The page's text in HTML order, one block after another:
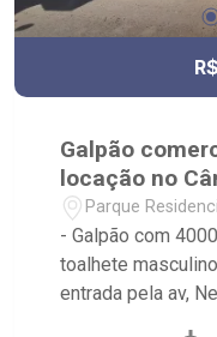
Galpão
locação no
Parque
Preto/SP
- Galpão com
toalhete masculino - Vestiário - Galpões com 2
entrada pela av,